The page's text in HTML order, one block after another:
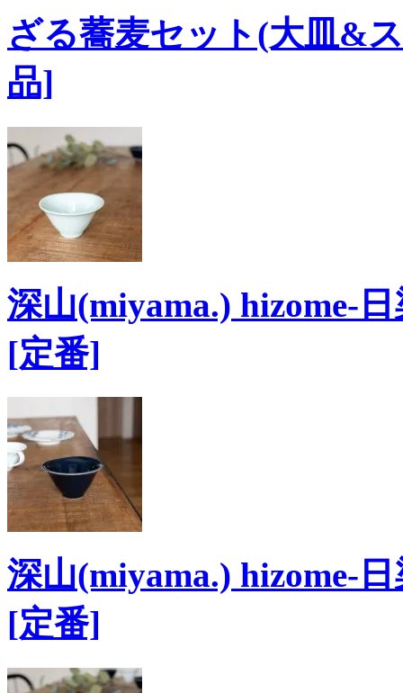
ざる蕎麦セット(大皿&
品]
深山(miyama.) hizome-
[定番]
深山(miyama.) hizome-
[定番]